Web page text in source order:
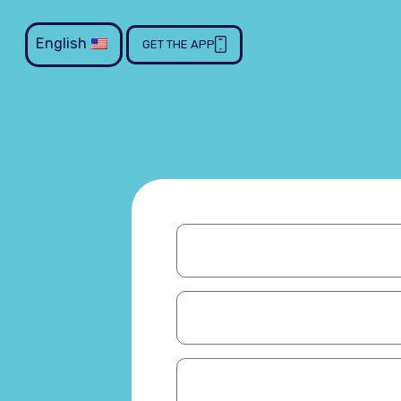
English GET THE APP